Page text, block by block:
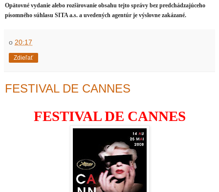
Opätovné vydanie alebo rozširovanie obsahu tejto správy bez predchádzajúceho
písomného súhlasu SITA a.s. a uvedených agentúr je výslovne zakázané.
o 20:17
Zdieľať
FESTIVAL DE CANNES
FESTIVAL DE CANNES